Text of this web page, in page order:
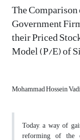
The
Government
their Priced
Model (P/E) of
Mohammad Hossein
Today, a way of
reforming of the